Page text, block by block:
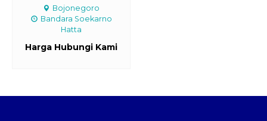
Bojonegoro
Bandara Soekarno
Hatta
Harga Hubungi Kami